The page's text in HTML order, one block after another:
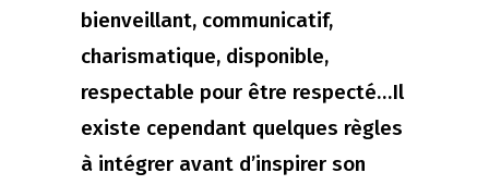
bienveillant, communicatif,
charismatique, disponible,
respectable pour être respecté…Il
existe cependant quelques règles
à intégrer avant d’inspirer son